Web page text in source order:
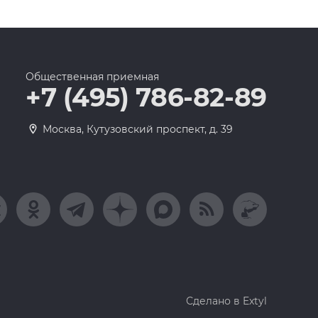
Общественная приемная
+7 (495) 786-82-89
Москва, Кутузовский проспект, д. 39
Сделано в Extyl